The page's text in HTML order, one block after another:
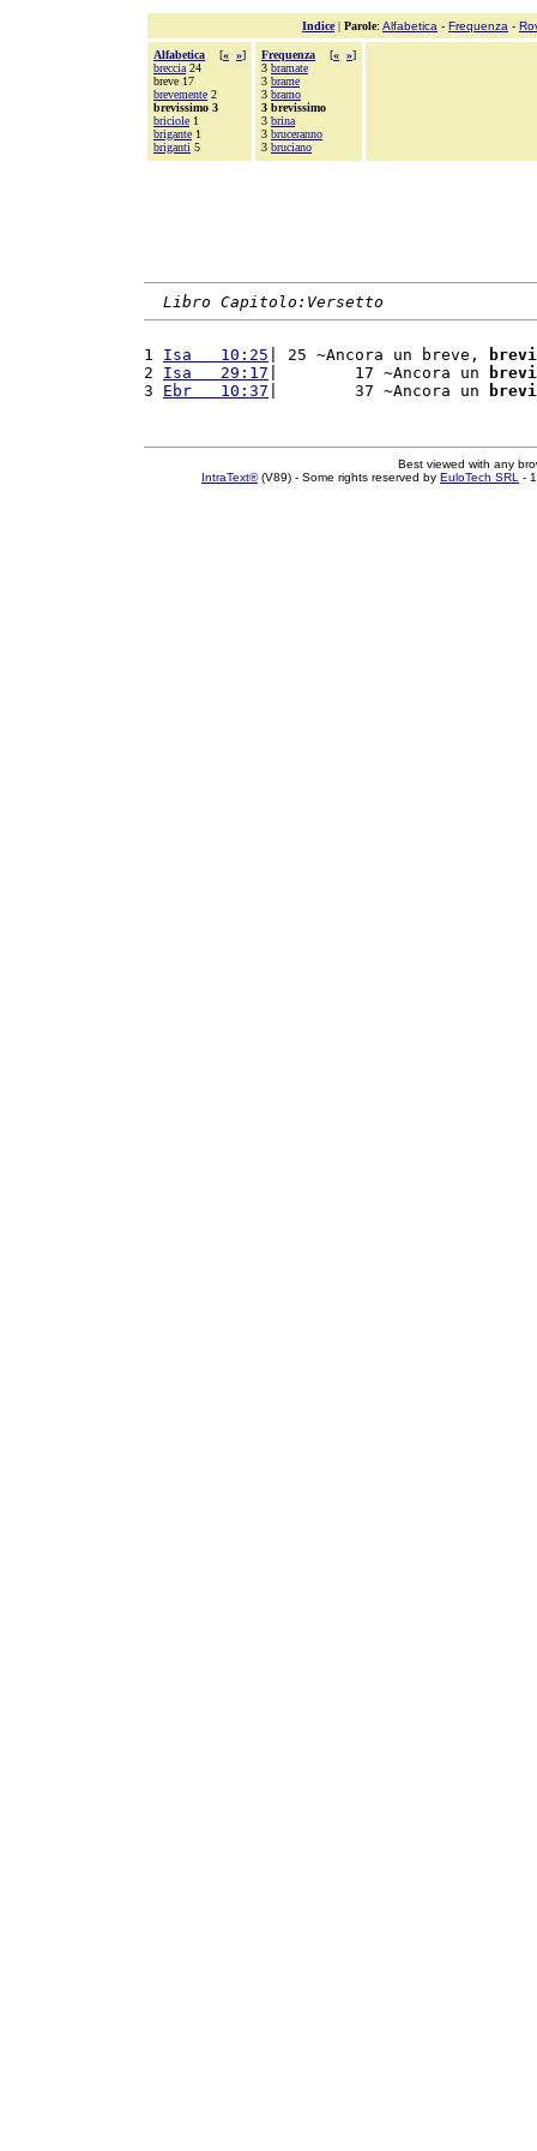
Indice| Parole: Alfabetica - Frequenza -
Alfabetica [« »]
breccia 24
breve 17
brevemente 2
brevissimo 3
briciole 1
brigante 1
briganti 5
Frequenza [« »]
3 bramate
3 brame
3 bramo
3 brevissimo
3 brina
3 bruceranno
3 bruciano
Libro Capitolo:Versetto
1 Isa   10:25 | 25 ~Ancora un breve,
2 Isa   29:17 |        17 ~Ancora un
3 Ebr   10:37 |        37 ~Ancora un
Best viewed with any
IntraText®(V89) - Some rights reserved by EuloTech SRL -